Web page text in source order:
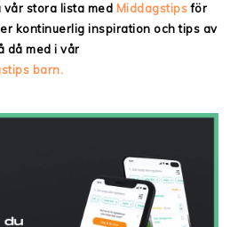
vår stora lista med Middagstipsför
kontinuerlig inspiration och tips av
då med i vår
barn.